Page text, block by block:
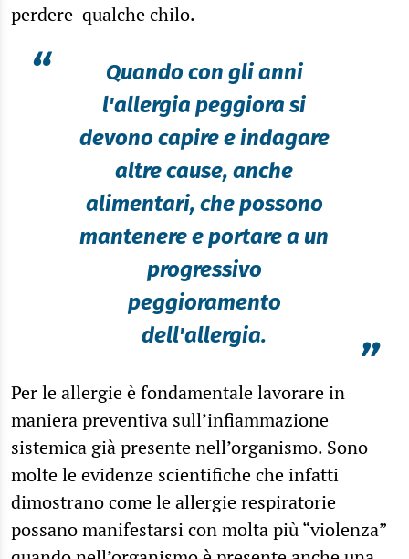
perdere qualche chilo.
“
Quando con gli anni
l'allergia peggiora si
devono capire e indagare
altre cause, anche
alimentari, che possono
mantenere e portare a un
progressivo
peggioramento
dell'allergia.
”
Per le allergie è fondamentale lavorare in
maniera preventiva sull’infiammazione
sistemica già presente nell’organismo. Sono
molte le evidenze scientifiche che infatti
dimostrano come le allergie respiratorie
possano manifestarsi con molta più “violenza”